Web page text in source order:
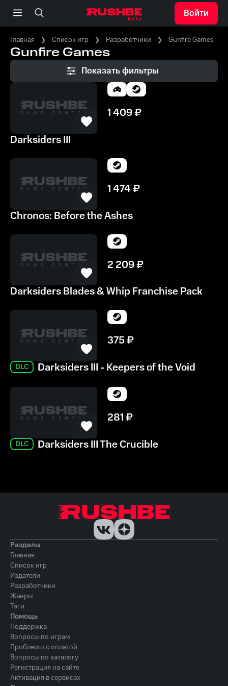
Войти
Главная Список игр Разработчики Gunfire Games
Gunfire Games
Показать фильтры
1 409₽
Darksiders III
1 474₽
Chronos: Before the Ashes
2 209₽
Darksiders Blades & Whip Franchise Pack
375₽
DLC Darksiders III - Keepers of the Void
281₽
DLC Darksiders III The Crucible
Разделы
Главная
Список игр
Издатели
Разработчики
Жанры
Тэги
Помощь
Поддержка
Вопросы по играм
Проблемы с оплатой
Вопросы по каталогу
Регистрация на сайте
Активация в сервисах